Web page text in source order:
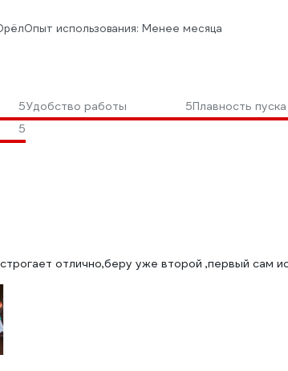
Опыт использования: Менее месяца
5Удобство работы 5Плавность пуска
5
отлично,беру уже второй ,первый сам